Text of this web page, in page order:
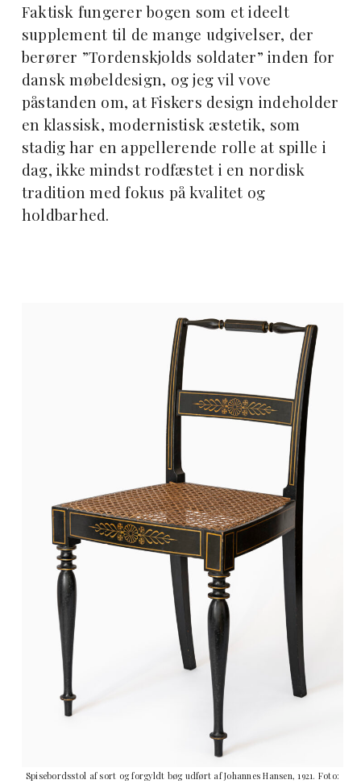
Faktisk fungerer bogen som et ideelt
supplement til de mange udgivelser, der
berører ”Tordenskjolds soldater” inden for
dansk møbeldesign, og jeg vil vove
påstanden om, at Fiskers design indeholder
en klassisk, modernistisk æstetik, som
stadig har en appellerende rolle at spille i
dag, ikke mindst rodfæstet i en nordisk
tradition med fokus på kvalitet og
holdbarhed.
Spisebordsstol af sort og forgyldt bøg udført af Johannes Hansen, 1921. Foto: